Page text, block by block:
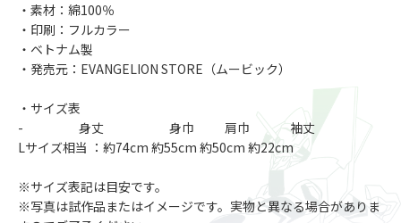
・素材：綿100％
・印刷：フルカラー
・ベトナム製
・発売元：EVANGELION STORE（ムービック）
・サイズ表
- 身丈 身巾 肩巾 袖丈
Lサイズ相当 ：約74cm 約55cm 約50cm 約22cm
※サイズ表記は目安です。
※写真は試作品またはイメージです。実物と異なる場合がありま